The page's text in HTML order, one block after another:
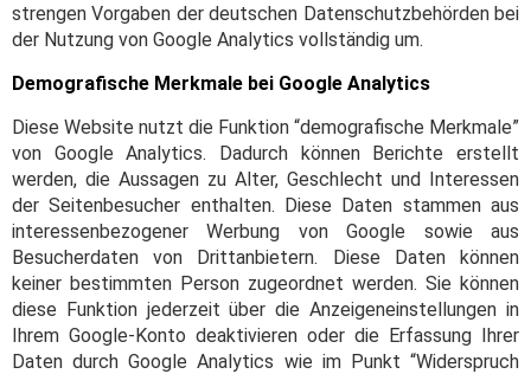
strengen Vorgaben der deutschen Datenschutzbehörden bei
der Nutzung von Google Analytics vollständig um.
Demografische Merkmale bei Google Analytics
Diese Website nutzt die Funktion “demografische Merkmale”
von Google Analytics. Dadurch können Berichte erstellt
werden, die Aussagen zu Alter, Geschlecht und Interessen
der Seitenbesucher enthalten. Diese Daten stammen aus
interessenbezogener Werbung von Google sowie aus
Besucherdaten von Drittanbietern. Diese Daten können
keiner bestimmten Person zugeordnet werden. Sie können
diese Funktion jederzeit über die Anzeigeneinstellungen in
Ihrem Google-Konto deaktivieren oder die Erfassung Ihrer
Daten durch Google Analytics wie im Punkt “Widerspruch